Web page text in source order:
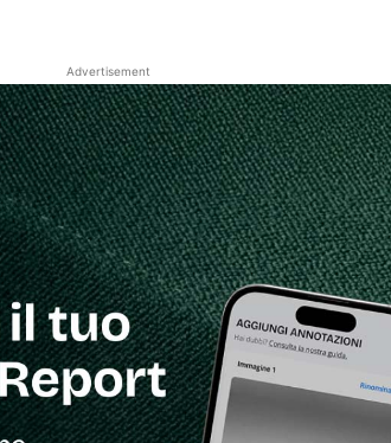
Advertisement